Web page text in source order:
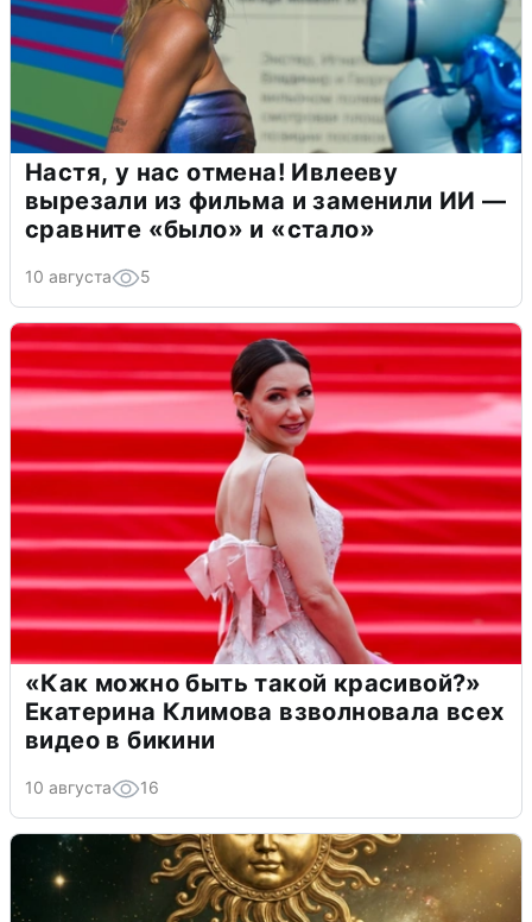
Настя, у нас отмена! Ивлееву
вырезали из фильма и заменили ИИ —
сравните «было» и «стало»
10 августа 5
«Как можно быть такой красивой?»
Екатерина Климова взволновала всех
видео в бикини
10 августа 16